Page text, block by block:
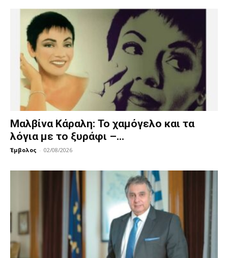
Μαλβίνα Κάραλη: Το χαμόγελο και τα
λόγια με το ξυράφι –...
Έμβολος - 02/08/2026